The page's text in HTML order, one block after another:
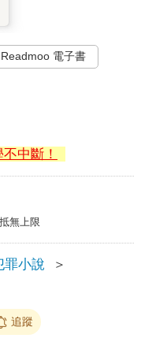
Readmoo 電子書
中斷！
無上限
罪小說
＞
追蹤